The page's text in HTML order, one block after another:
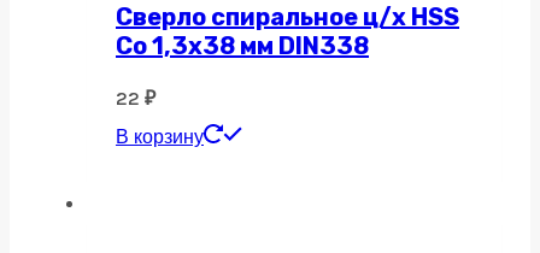
Сверло спиральное ц/х HSS
Co 1,3х38 мм DIN338
22 ₽
В корзину